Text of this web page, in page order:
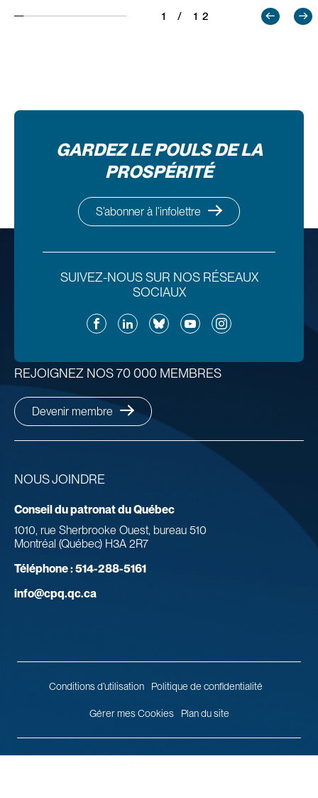
1 / 12
GARDEZ LE POULS DE LA
PROSPÉRITÉ
S’abonner à l’infolettre
SUIVEZ-NOUS SUR NOS RÉSEAUX
SOCIAUX
FacebookLinkedInBlueskyYouTubeInstagram
NOUS JOINDRE
Conseil du patronat du Québec
1010, rue Sherbrooke Ouest, bureau 510
Montréal (Québec) H3A 2R7
Téléphone :514-288-5161
info@cpq.qc.ca
REJOIGNEZ NOS 70 000 MEMBRES
Devenir membre
Conditions d’utilisation Politique de confidentialité
Gérer mes Cookies Plan du site